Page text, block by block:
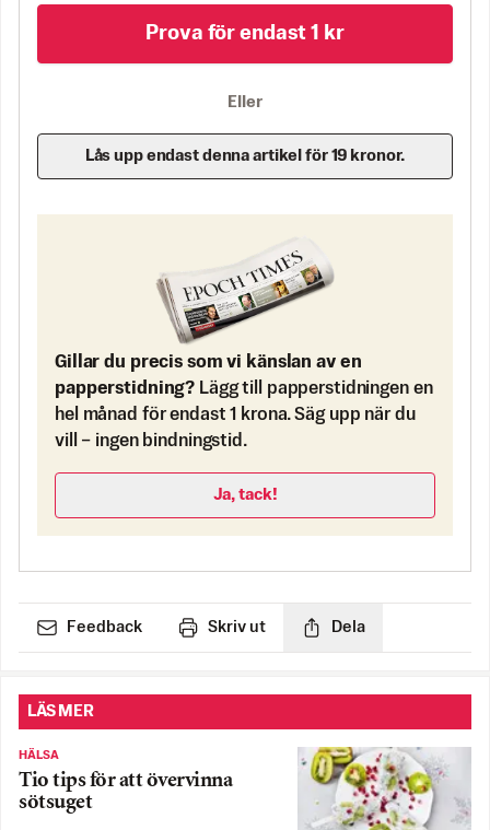
Prova för endast 1 kr
Eller
Lås upp endast denna artikel för 19 kronor.
Gillar du precis som vi känslan av en
papperstidning? Lägg till papperstidningen en
hel månad för endast 1 krona. Säg upp när du
vill – ingen bindningstid.
Ja, tack!
Feedback Skriv ut Dela
LÄS MER
HÄLSA
Tio tips för att övervinna
sötsuget